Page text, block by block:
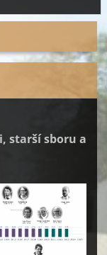
starší sboru a